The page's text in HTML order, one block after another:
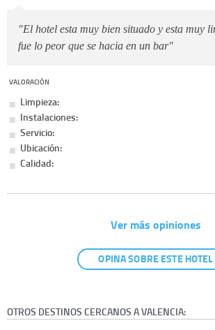
"El hotel esta muy bien situado y esta muy
fue lo peor que se hacia en un bar"
VALORACIÓN
Limpieza:
Instalaciones:
Servicio:
Ubicación:
Calidad:
Ver más opiniones
OPINA SOBRE ESTE HOTEL
OTROS DESTINOS CERCANOS A VALENCIA: